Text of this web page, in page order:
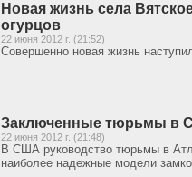
Новая жизнь села
огурцов
22 июня 2012 г. (21:52)
Совершенно новая жизнь
Заключенные тюрьмы в
22 июня 2012 г. (21:48)
В США руководство тюрьмы в
наиболее надежные модели